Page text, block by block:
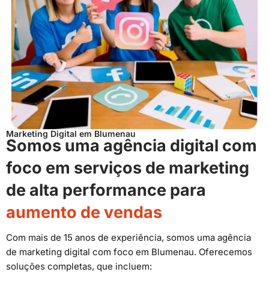
Marketing Digital em Blumenau
Somos uma agência digital com
foco em serviços de marketing
de alta performance para
aumento de vendas
Com mais de 15 anos de experiência, somos uma agência
de marketing digital com foco em Blumenau. Oferecemos
soluções completas, que incluem: